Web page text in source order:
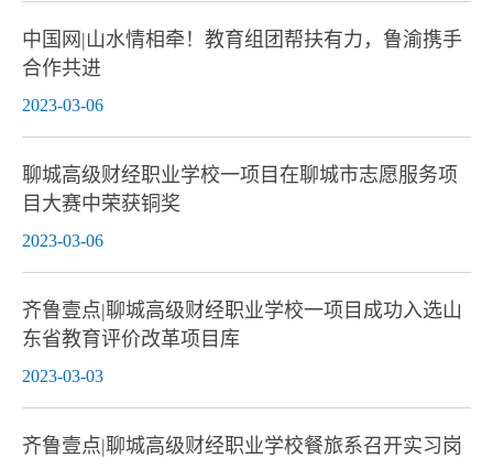
中国网|山水情相牵！教育组团帮扶有力，鲁渝携手
合作共进
2023-03-06
聊城高级财经职业学校一项目在聊城市志愿服务项
目大赛中荣获铜奖
2023-03-06
齐鲁壹点|聊城高级财经职业学校一项目成功入选山
东省教育评价改革项目库
2023-03-03
齐鲁壹点|聊城高级财经职业学校餐旅系召开实习岗